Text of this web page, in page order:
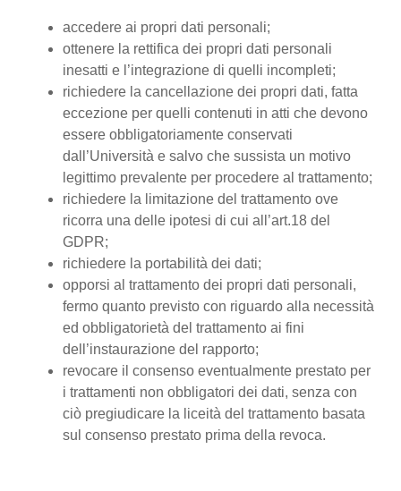
accedere ai propri dati personali;
ottenere la rettifica dei propri dati personali
inesatti e l’integrazione di quelli incompleti;
richiedere la cancellazione dei propri dati, fatta
eccezione per quelli contenuti in atti che devono
essere obbligatoriamente conservati
dall’Università e salvo che sussista un motivo
legittimo prevalente per procedere al trattamento;
richiedere la limitazione del trattamento ove
ricorra una delle ipotesi di cui all’art.18 del
GDPR;
richiedere la portabilità dei dati;
opporsi al trattamento dei propri dati personali,
fermo quanto previsto con riguardo alla necessità
ed obbligatorietà del trattamento ai fini
dell’instaurazione del rapporto;
revocare il consenso eventualmente prestato per
i trattamenti non obbligatori dei dati, senza con
ciò pregiudicare la liceità del trattamento basata
sul consenso prestato prima della revoca.